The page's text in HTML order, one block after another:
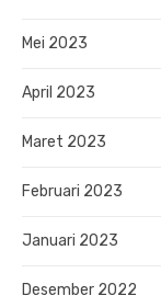
Mei 2023
April 2023
Maret 2023
Februari 2023
Januari 2023
Desember 2022